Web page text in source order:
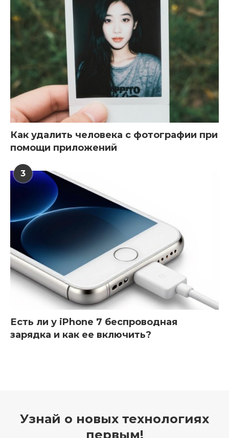
Как удалить человека с фотографии при
помощи приложений
3
Есть ли у iPhone 7 беспроводная
зарядка и как ее включить?
Узнай о новых технологиях
первым!